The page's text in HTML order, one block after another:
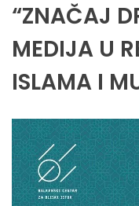
“ZNAČAJ
MEDIJA U
ISLAMA I